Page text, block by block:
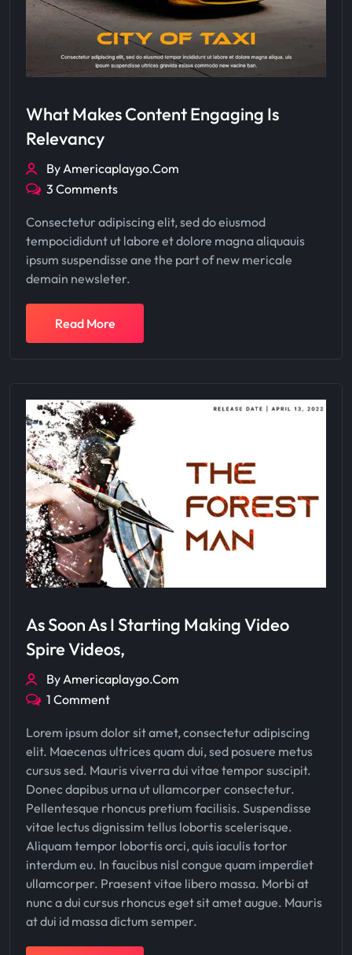
What Makes Content Engaging Is
Relevancy
By Americaplaygo.com
3 Comments
Consectetur adipiscing elit, sed do eiusmod
tempocididunt ut labore et dolore magna aliquauis
ipsum suspendisse ane the part of new mericale
demain newsleter.
Read More
As Soon As I Starting Making Video
Spire Videos,
By Americaplaygo.com
1 Comment
Lorem ipsum dolor sit amet, consectetur adipiscing
elit. Maecenas ultrices quam dui, sed posuere metus
cursus sed. Mauris viverra dui vitae tempor suscipit.
Donec dapibus urna ut ullamcorper consectetur.
Pellentesque rhoncus pretium facilisis. Suspendisse
vitae lectus dignissim tellus lobortis scelerisque.
Aliquam tempor lobortis orci, quis iaculis tortor
interdum eu. In faucibus nisl congue quam imperdiet
ullamcorper. Praesent vitae libero massa. Morbi at
nunc a dui cursus rhoncus eget sit amet augue. Mauris
at dui id massa dictum semper.